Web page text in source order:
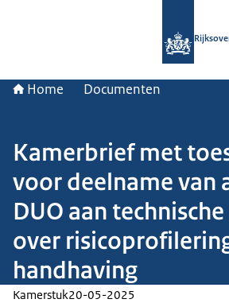
Home Documenten
Kamerbrief met
voor deelname van
DUO aan
over
handhaving
Kamerstuk20-05-2025